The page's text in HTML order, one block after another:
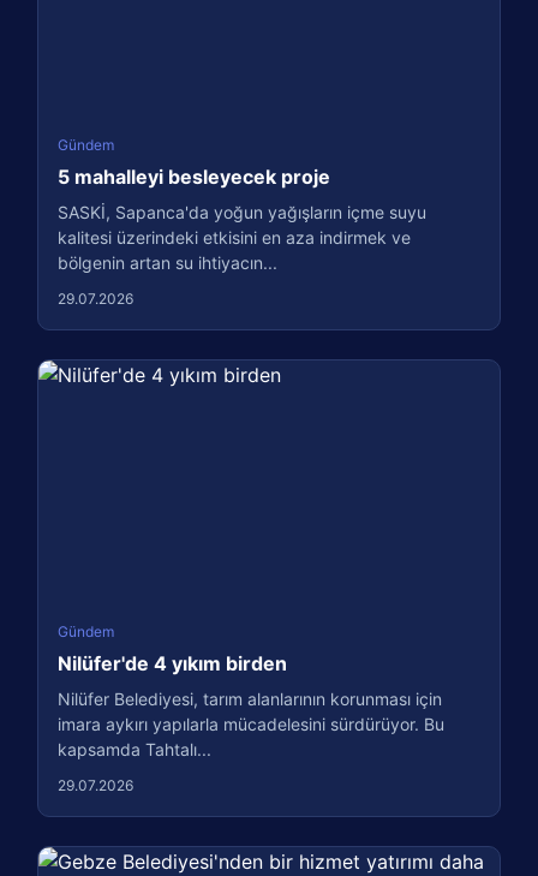
Gündem
5 mahalleyi besleyecek proje
SASKİ, Sapanca'da yoğun yağışların içme suyu
kalitesi üzerindeki etkisini en aza indirmek ve
bölgenin artan su ihtiyacın...
29.07.2026
Gündem
Nilüfer'de 4 yıkım birden
Nilüfer Belediyesi, tarım alanlarının korunması için
imara aykırı yapılarla mücadelesini sürdürüyor. Bu
kapsamda Tahtalı...
29.07.2026